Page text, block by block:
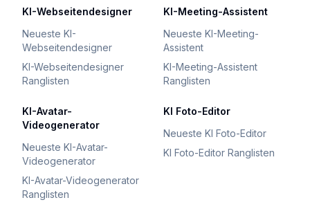
KI-Webseitendesigner
Neueste KI-
Webseitendesigner
KI-Webseitendesigner
Ranglisten
KI-Meeting-Assistent
Neueste KI-Meeting-
Assistent
KI-Meeting-Assistent
Ranglisten
KI-Avatar-
Videogenerator
Neueste KI-Avatar-
Videogenerator
KI-Avatar-Videogenerator
Ranglisten
KI Foto-Editor
Neueste KI Foto-Editor
KI Foto-Editor Ranglisten